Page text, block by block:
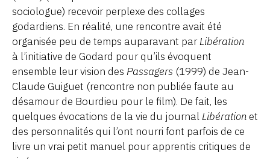
sociologue) recevoir perplexe des collages
godardiens. En réalité, une rencontre avait été
organisée peu de temps auparavant parLibération
à l’initiative de Godard pour qu’ils évoquent
ensemble leur vision des Passagers (1999) de Jean-
Claude Guiguet (rencontre non publiée faute au
désamour de Bourdieu pour le film). De fait, les
quelques évocations de la vie du journalLibération et
des personnalités qui l’ont nourri font parfois de ce
livre un vrai petit manuel pour apprentis critiques de